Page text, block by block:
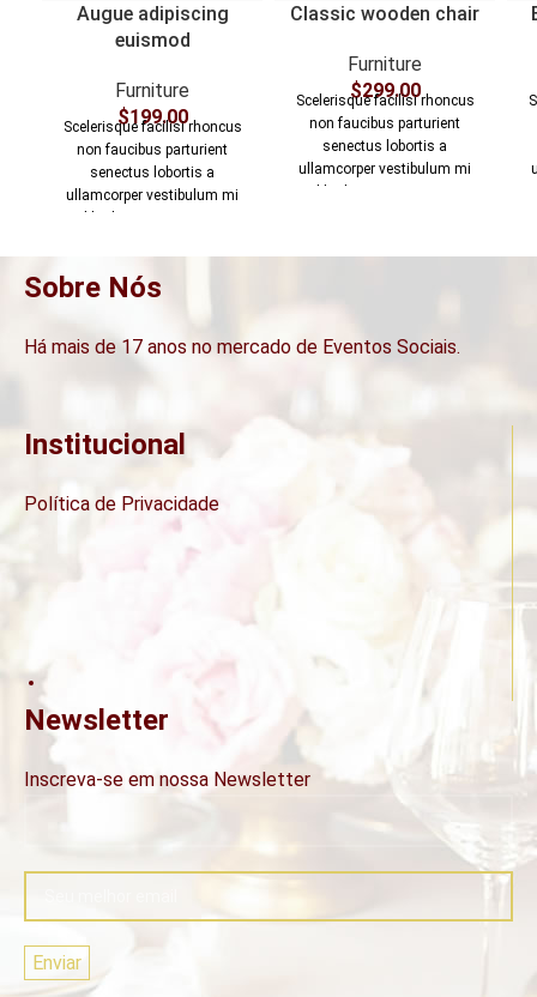
Augue adipiscing
euismod
Furniture
$199.00
Scelerisque facilisi rhoncus
non faucibus parturient
senectus lobortis a
ullamcorper vestibulum mi
nibh ultricies a parturient
scelerisque leo aptent per at
Classic wooden chair
Furniture
$299.00
Scelerisque facilisi rhoncus
non faucibus parturient
senectus lobortis a
ullamcorper vestibulum mi
nibh ultricies a parturient
scelerisque leo aptent per at
Sobre Nós
Há mais de 17 anos no mercado de Eventos Sociais.
Institucional
Política de Privacidade
Newsletter
Inscreva-se em nossa Newsletter